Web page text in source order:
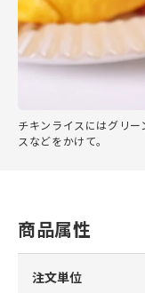
チキンライスにはグリ
スなどをかけて。
商品属性
注文単位